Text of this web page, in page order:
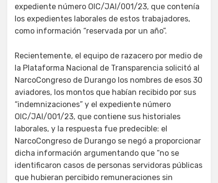
expediente número OIC/JAI/001/23, que contenía
los expedientes laborales de estos trabajadores,
como información “reservada por un año”.
Recientemente, el equipo de razacero por medio de
la Plataforma Nacional de Transparencia solicitó al
NarcoCongreso de Durango los nombres de esos 30
aviadores, los montos que habían recibido por sus
“indemnizaciones” y el expediente número
OIC/JAI/001/23, que contiene sus historiales
laborales, y la respuesta fue predecible: el
NarcoCongreso de Durango se negó a proporcionar
dicha información argumentando que “no se
identificaron casos de personas servidoras públicas
que hubieran percibido remuneraciones sin